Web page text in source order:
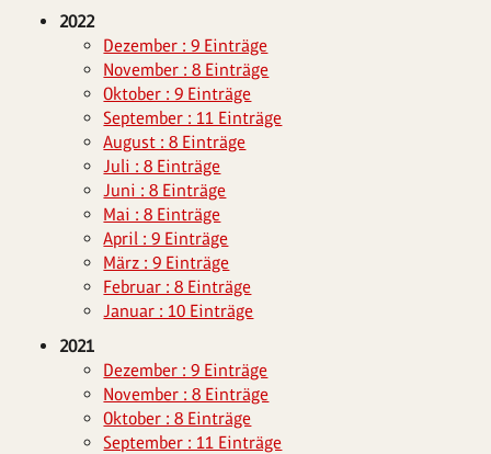
2022
Dezember : 9 Einträge
November : 8 Einträge
Oktober : 9 Einträge
September : 11 Einträge
August : 8 Einträge
Juli : 8 Einträge
Juni : 8 Einträge
Mai : 8 Einträge
April : 9 Einträge
März : 9 Einträge
Februar : 8 Einträge
Januar : 10 Einträge
2021
Dezember : 9 Einträge
November : 8 Einträge
Oktober : 8 Einträge
September : 11 Einträge